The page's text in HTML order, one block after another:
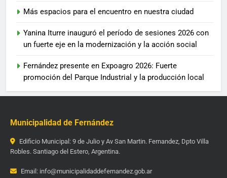
Más espacios para el encuentro en nuestra ciudad
Yanina Iturre inauguró el período de sesiones 2026 con
un fuerte eje en la modernización y la acción social
Fernández presente en Expoagro 2026: Fuerte
promoción del Parque Industrial y la producción local
Municipalidad de Fernández
Edificio Municipal: 9 de Julio y Av San Martin. Fernandez, Dpto Villa
Robles. Santiago del Estero, Argentina.
Email: info@municipalidaddefernandez.gob.ar